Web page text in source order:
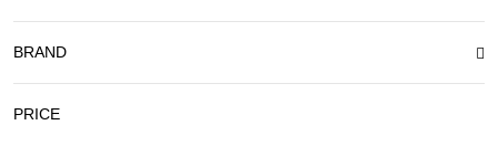
BRAND
PRICE